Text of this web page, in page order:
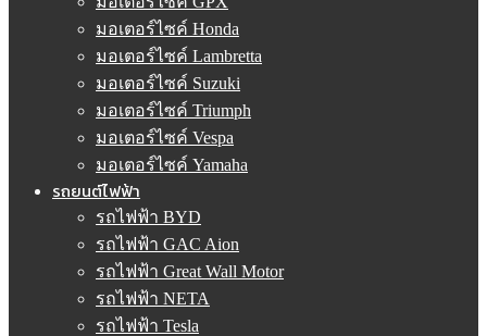
มอเตอร์ไซค์ Honda
มอเตอร์ไซค์ Lambretta
มอเตอร์ไซค์ Suzuki
มอเตอร์ไซค์ Triumph
มอเตอร์ไซค์ Vespa
มอเตอร์ไซค์ Yamaha
รถยนต์ไฟฟ้า
รถไฟฟ้า BYD
รถไฟฟ้า GAC Aion
รถไฟฟ้า Great Wall Motor
รถไฟฟ้า NETA
รถไฟฟ้า Tesla